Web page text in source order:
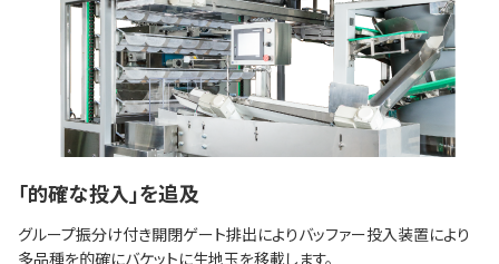
「的確な投入」を追及
グループ振分け付き開閉ゲート排出によりバッファー投入装置により
多品種を的確にバケットに生地玉を移載します。